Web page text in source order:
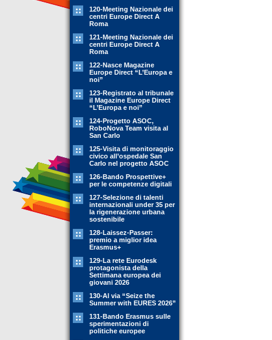
120-Meeting Nazionale dei
centri Europe Direct A
Roma
121-Meeting Nazionale dei
centri Europe Direct A
Roma
122-Nasce Magazine
Europe Direct “L’Europa e
noi”
123-Registrato al tribunale
il Magazine Europe Direct
“L’Europa e noi”
124-Progetto ASOC,
RoboNova Team visita al
San Carlo
125-Visita di monitoraggio
civico all’ospedale San
Carlo nel progetto ASOC
126-Bando Prospettive+
per le competenze digitali
127-Selezione di talenti
internazionali under 35 per
la rigenerazione urbana
sostenibile
128-Laissez-Passer:
premio a miglior idea
Erasmus+
129-La rete Eurodesk
protagonista della
Settimana europea dei
giovani 2026
130-Al via “Seize the
Summer with EURES 2026”
131-Bando Erasmus sulle
sperimentazioni di
politiche europee